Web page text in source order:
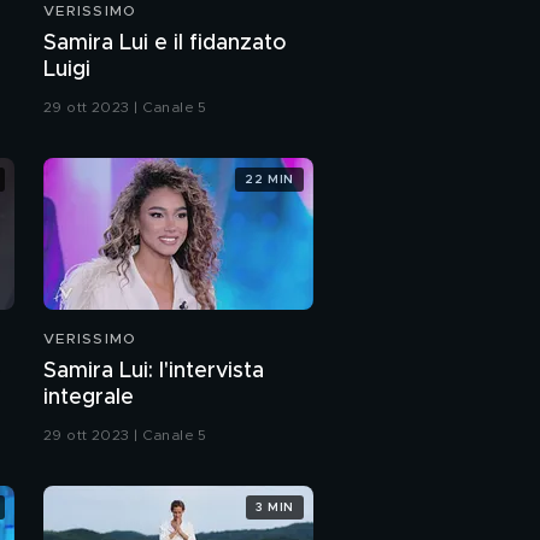
tumore ai polmoni ha
Ciro De Lollis: "Gli ultimi
giorni di vita di mia
Ciro De Lollis: "La
malattia di mia madre
L'intervista a Sandra
di mia mamma, Sandra
Milo"
VERISSIMO
Samira Lui e il fidanzato
Luigi
29 ott 2023 | Canale 5
VERISSIMO
Samira Lui: l'intervista
integrale
29 ott 2023 | Canale 5
22 MIN
3 MIN